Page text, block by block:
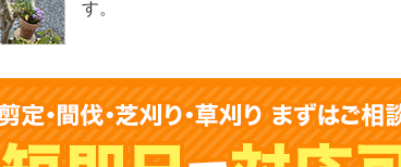
す。